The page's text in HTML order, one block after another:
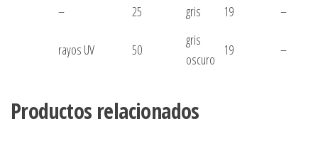
–
25 gris 19 –
rayos UV 50
gris
oscuro
19 –
Productos relacionados